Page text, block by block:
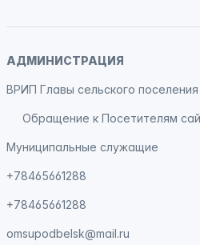
АДМИНИСТРАЦИЯ
ВРИП Главы сельского
Обращение к Посетителям
Муниципальные служащие
+78465661288
+78465661288
omsupodbelsk@mail.ru